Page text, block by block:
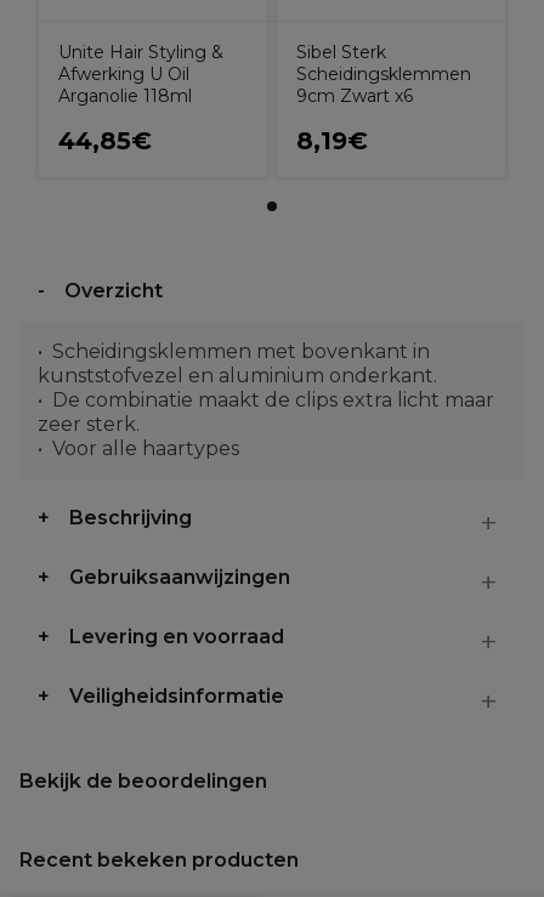
Unite Hair Styling &
Afwerking U Oil
Arganolie 118ml
44,85€
Sibel Sterk
Scheidingsklemmen
9cm Zwart x6
8,19€
Overzicht
Scheidingsklemmen met bovenkant in
kunststofvezel en aluminium onderkant.
De combinatie maakt de clips extra licht maar
zeer sterk.
Voor alle haartypes
Beschrijving
Gebruiksaanwijzingen
Levering en voorraad
Veiligheidsinformatie
Bekijk de beoordelingen
Recent bekeken producten